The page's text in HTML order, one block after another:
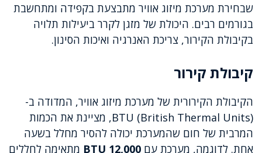
שבחירת מערכת מיזוג אוויר מתבצעת בקפידה ומתחשבת
בגורמים רבים. היכולת של מזגן לקרר ביעילות תלויה
בקיבולת הקירור, צריכת האנרגיה ואיכות הסינון.
קיבולת קירור
הקיבולת הקירורית של מערכת מיזוג אוויר, המדודה ב-
BTU (British Thermal Units), מציינת את הכמות
המרבית של חום שהמערכת יכולה להסיר מחלל בשעה
אחת. לדוגמה, מערכת עם 12,000 BTU מתאימה לחללים